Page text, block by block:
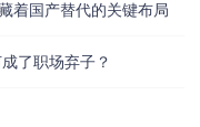
着国产替代的关键布局
了职场弃子？